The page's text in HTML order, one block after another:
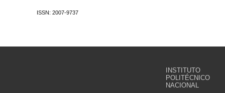
ISSN: 2007-9737
INSTITUTO
POLITÉCNICO
NACIONAL